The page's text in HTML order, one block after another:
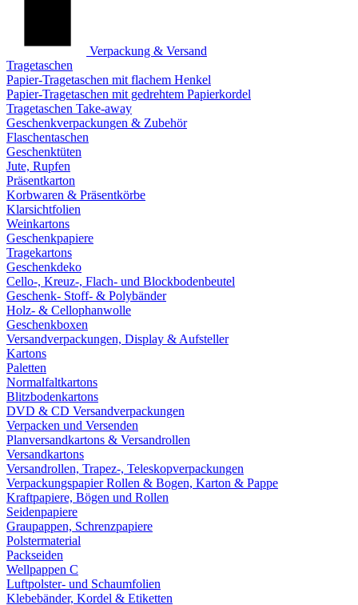
Verpackung & Versand
Tragetaschen
Papier-Tragetaschen mit flachem Henkel
Papier-Tragetaschen mit gedrehtem Papierkordel
Tragetaschen Take-away
Geschenkverpackungen & Zubehör
Flaschentaschen
Geschenktüten
Jute, Rupfen
Präsentkarton
Korbwaren & Präsentkörbe
Klarsichtfolien
Weinkartons
Geschenkpapiere
Tragekartons
Geschenkdeko
Cello-, Kreuz-, Flach- und Blockbodenbeutel
Geschenk- Stoff- & Polybänder
Holz- & Cellophanwolle
Geschenkboxen
Versandverpackungen, Display & Aufsteller
Kartons
Paletten
Normalfaltkartons
Blitzbodenkartons
DVD & CD Versandverpackungen
Verpacken und Versenden
Planversandkartons & Versandrollen
Versandkartons
Versandrollen, Trapez-, Teleskopverpackungen
Verpackungspapier Rollen & Bogen, Karton & Pappe
Kraftpapiere, Bögen und Rollen
Seidenpapiere
Graupappen, Schrenzpapiere
Polstermaterial
Packseiden
Wellpappen C
Luftpolster- und Schaumfolien
Klebebänder, Kordel & Etiketten